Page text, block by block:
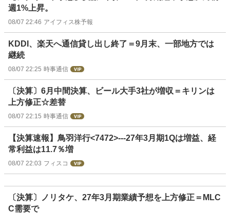
週1%上昇。
08/07 22:46 アイフィス株予報
KDDI、楽天へ通信貸し出し終了＝9月末、一部地方では
継続
08/07 22:25 時事通信
〔決算〕6月中間決算、ビール大手3社が増収＝キリンは
上方修正☆差替
08/07 22:15 時事通信
【決算速報】鳥羽洋行<7472>---27年3月期1Qは増益、経
常利益は11.7％増
08/07 22:03 フィスコ
〔決算〕ノリタケ、27年3月期業績予想を上方修正＝MLC
C需要で